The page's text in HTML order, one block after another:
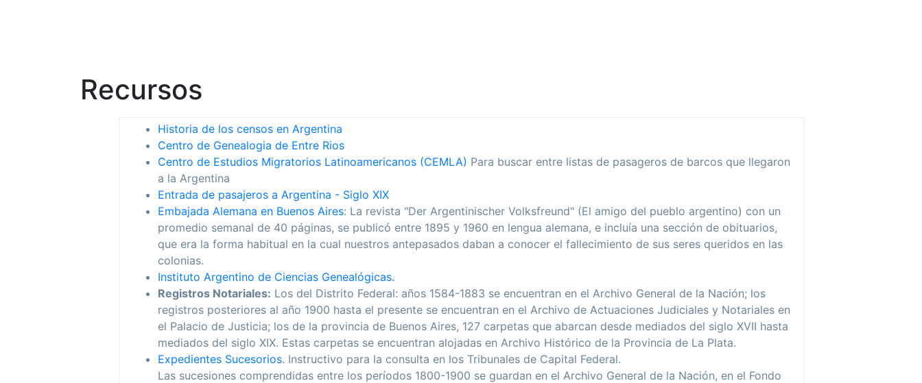
Recursos
Historia de los censos en Argentina
Centro de Genealogia de Entre Rios
Centro de Estudios Migratorios Latinoamericanos (CEMLA) Para buscar entre listas de pasageros de barcos que llegaron
a la Argentina
Entrada de pasajeros a Argentina - Siglo XIX
Embajada Alemana en Buenos Aires: La revista "Der Argentinischer Volksfreund" (El amigo del pueblo argentino) con un
promedio semanal de 40 páginas, se publicó entre 1895 y 1960 en lengua alemana, e incluía una sección de obituarios,
que era la forma habitual en la cual nuestros antepasados daban a conocer el fallecimiento de sus seres queridos en las
colonias.
Instituto Argentino de Ciencias Genealógicas.
Registros Notariales: Los del Distrito Federal: años 1584-1883 se encuentran en el Archivo General de la Nación; los
registros posteriores al año 1900 hasta el presente se encuentran en el Archivo de Actuaciones Judiciales y Notariales en
el Palacio de Justicia; los de la provincia de Buenos Aires, 127 carpetas que abarcan desde mediados del siglo XVII hasta
mediados del siglo XIX. Estas carpetas se encuentran alojadas en Archivo Histórico de la Provincia de La Plata.
Expedientes Sucesorios. Instructivo para la consulta en los Tribunales de Capital Federal.
Las sucesiones comprendidas entre los períodos 1800-1900 se guardan en el Archivo General de la Nación, en el Fondo